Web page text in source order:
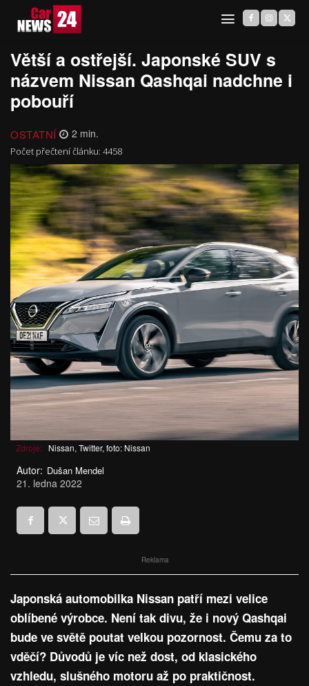
Větší a ostřejší. Japonské SUV s
názvem Nissan Qashqai nadchne i
pobouří
OSTATNÍ 2 min.
Počet přečtení článku: 4458
Zdroje: Nissan, Twitter, foto: Nissan
Autor: Dušan Mendel
21. ledna 2022
Reklama
Japonská automobilka Nissan patří mezi velice
oblíbené výrobce. Není tak divu, že i nový Qashqai
bude ve světě poutat velkou pozornost. Čemu za to
vděčí? Důvodů je víc než dost, od klasického
vzhledu, slušného motoru až po praktičnost.